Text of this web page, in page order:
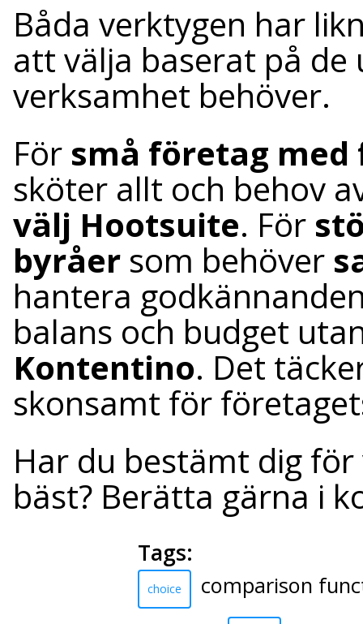
Båda verktygen har
att välja baserat på
verksamhet behöver.
För små företag
sköter allt och behov
välj Hootsuite. För
byråer som behöver
hantera
balans och budget
Kontentino. Det
skonsamt för
Har du bestämt dig
bäst? Berätta gärna i
Tags:
choice
comparison